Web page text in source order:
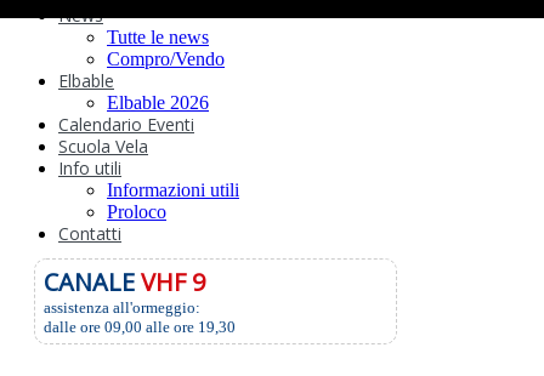
News
Tutte le news
Compro/Vendo
Elbable
Elbable 2026
Calendario Eventi
Scuola Vela
Info utili
Informazioni utili
Proloco
Contatti
CANALEVHF 9
assistenza all'ormeggio:
dalle ore 09,00 alle ore 19,30